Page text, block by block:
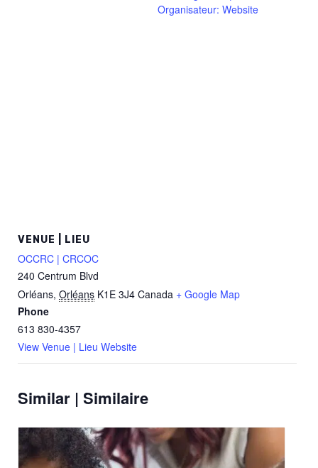
Organisateur: Website
VENUE | LIEU
OCCRC | CRCOC
240 Centrum Blvd
Orléans, Orléans K1E 3J4 Canada + Google Map
Phone
613 830-4357
View Venue | Lieu Website
Similar | Similaire